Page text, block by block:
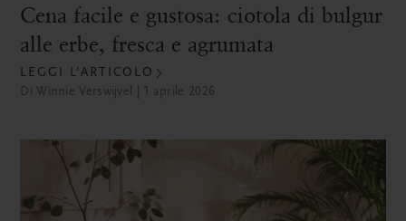
Cena facile e gustosa: ciotola di bulgur
alle erbe, fresca e agrumata
LEGGI L’ARTICOLO
Di Winnie Verswijvel | 1 aprile 2026